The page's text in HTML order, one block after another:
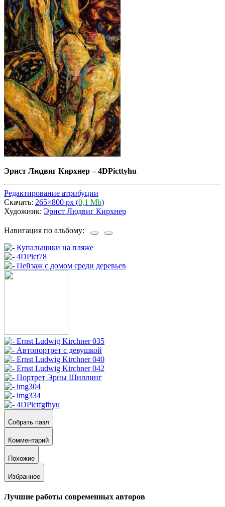
Эрнст Людвиг Кирхнер–4DPicttyhu
Редактирование атрибуции
Скачать: 265×800 px (0,1 Mb)
Художник: Эрнст Людвиг Кирхнер
Навигация по альбому:
Собрать пазл
Комментарий
Похожие
Избранное
Лучшие работы современных авторов